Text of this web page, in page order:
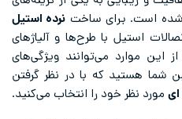
شده است. برای ساخت نرده استیل
استیل با طرح‌ها و آلیاژهای
این موارد می‌توانند ویژگی‌های
شما هستید که با در نظر گرفتن
مورد نظر خود را انتخاب می‌کنید.